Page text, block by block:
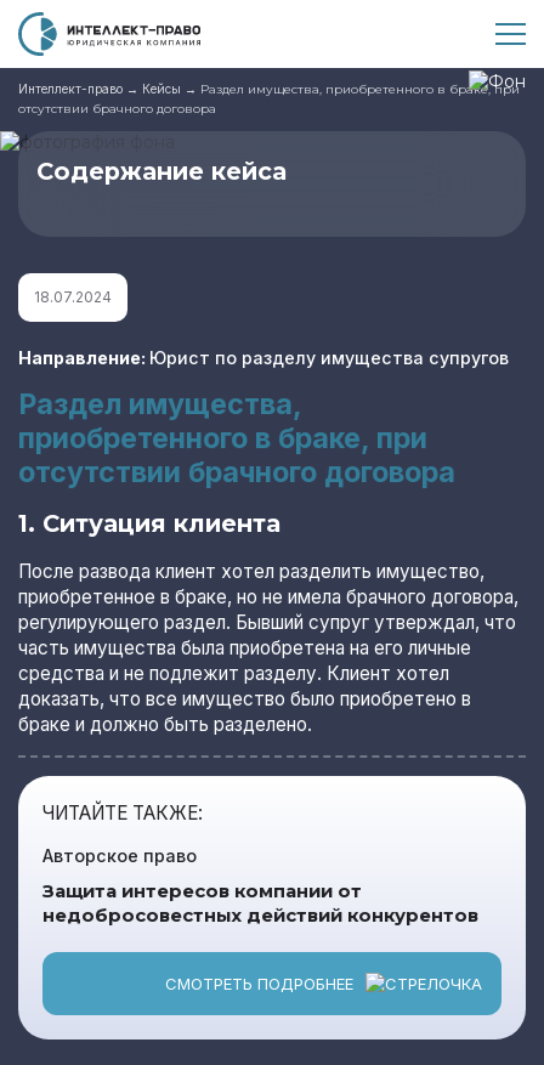
Интеллект-право → Кейсы → Раздел имущества, приобретенного в браке, при
отсутствии брачного договора
Содержание кейса
18.07.2024
Направление: Юрист по разделу имущества супругов
Раздел имущества,
приобретенного в браке, при
отсутствии брачного договора
1. Ситуация клиента
После развода клиент хотел разделить имущество,
приобретенное в браке, но не имела брачного договора,
регулирующего раздел. Бывший супруг утверждал, что
часть имущества была приобретена на его личные
средства и не подлежит разделу. Клиент хотел
доказать, что все имущество было приобретено в
браке и должно быть разделено.
ЧИТАЙТЕ ТАКЖЕ:
Авторское право
Защита интересов компании от
недобросовестных действий конкурентов
СМОТРЕТЬ ПОДРОБНЕЕ